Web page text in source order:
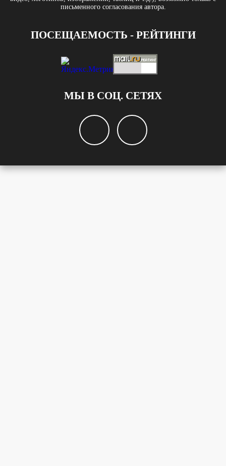
письменного согласования автора.
ПОСЕЩАЕМОСТЬ - РЕЙТИНГИ
МЫ В СОЦ. СЕТЯХ